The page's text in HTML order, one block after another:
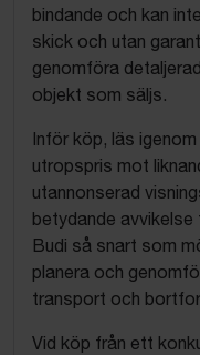
bindande och kan
skick och utan
genomföra
objekt som säljs.
Inför köp, läs
utropspris mot
utannonserad
betydande
Budi så snart som
planera och
transport och
Vid köp från ett